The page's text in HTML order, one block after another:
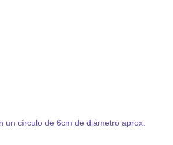
un círculo de 6cm de diámetro aprox.